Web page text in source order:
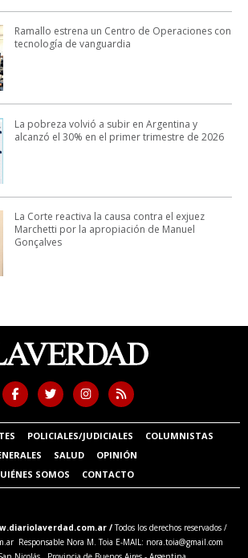
Ramallo estrena un Centro de Operaciones con
tecnología de vanguardia
La pobreza volvió a subir en Argentina y
alcanzó el 30% en el primer trimestre de 2026
La Corte reactiva la causa contra el exjuez
Marchetti por la apropiación de Manuel
Gonçalves
POLICIALES/JUDICIALES
COLUMNISTAS
SALUD
OPINIÓN
SOMOS
CONTACTO
/Todos los derechos reservados /
Responsable Nora M. Toia E-MAIL: nora.toia@gmail.com